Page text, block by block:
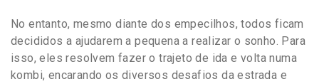
No entanto, mesmo diante dos empecilhos, todos ficam
decididos a ajudarem a pequena a realizar o sonho. Para
isso, eles resolvem fazer o trajeto de ida e volta numa
kombi, encarando os diversos desafios da estrada e